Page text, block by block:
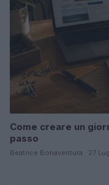
Come creare un
passo
Beatrice Bonaventura · 27